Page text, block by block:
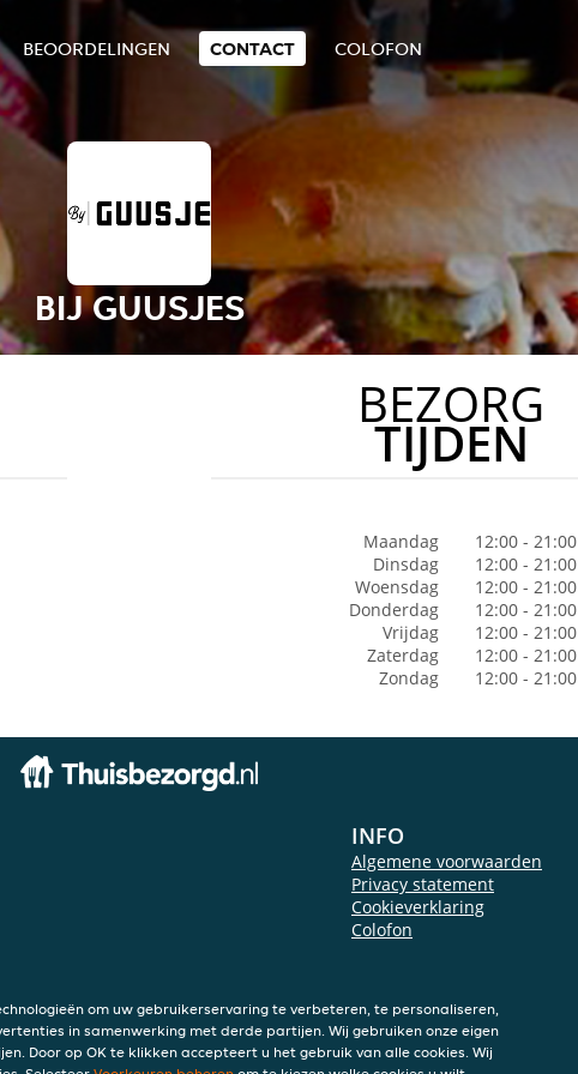
BEOORDELINGEN CONTACT COLOFON
BIJ GUUSJES
BEZORG
TIJDEN
Maandag
12:00 - 21:00
Dinsdag
12:00 - 21:00
Woensdag
12:00 - 21:00
Donderdag
12:00 - 21:00
Vrijdag
12:00 - 21:00
Zaterdag
12:00 - 21:00
Zondag
12:00 - 21:00
INFO
Algemene voorwaarden
Privacy statement
Cookieverklaring
Colofon
om uw gebruikerservaring te verbeteren, te personaliseren,
in samenwerking met derde partijen. Wij gebruiken onze eigen
Door op OK te klikken accepteert u het gebruik van alle cookies. Wij